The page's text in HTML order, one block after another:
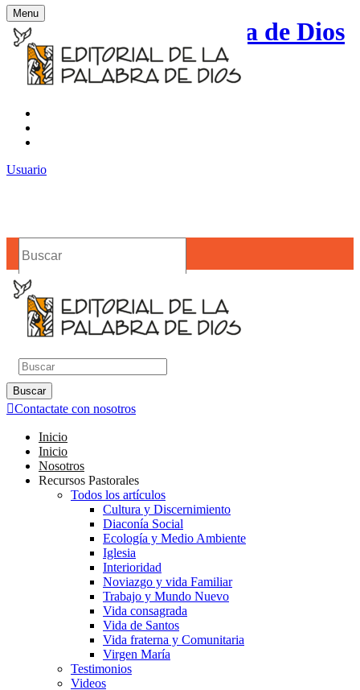
Editorial de la Palabra de Dios
Contacto
Noticias
Usuario
Menu
Buscar
Buscar
Contactate con nosotros
Inicio
Inicio
Nosotros
Recursos Pastorales
Todos los artículos
Cultura y Discernimiento
Diaconía Social
Ecología y Medio Ambiente
Iglesia
Interioridad
Noviazgo y vida Familiar
Trabajo y Mundo Nuevo
Vida consagrada
Vida de Santos
Vida fraterna y Comunitaria
Virgen María
Testimonios
Videos